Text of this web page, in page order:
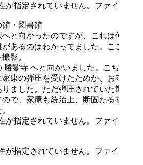
館・図書館
へと向かったのですが、これは何度か
あるのはわかってました。ここも歩
影。
勝鬘寺 へと向かいました。こちらと
家康の弾圧を受けたためか、お寺の由
ました。ただ弾圧されていた期間は
で、家康も統治上、断固たる措置が